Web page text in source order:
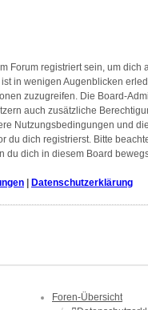
Forum registriert sein, um dich
in wenigen Augenblicken
zuzugreifen. Die Board-
auch zusätzliche
Nutzungsbedingungen und
du dich registrierst. Bitte
du dich in diesem Board
Datenschutzerklärung
Foren-Übersicht